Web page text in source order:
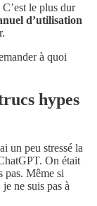
le plus dur
d’utilisation
à quoi
hypes
un peu stressé la
On était
pas. Même si
ne suis pas à